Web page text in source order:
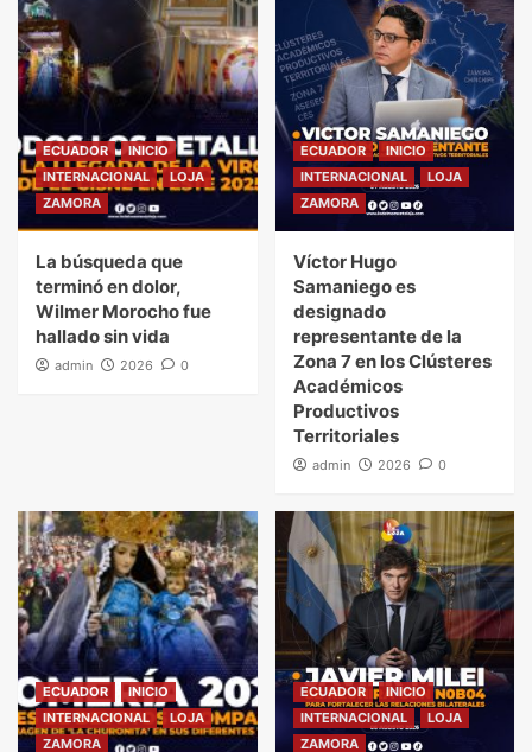
ECUADOR
INICIO
INTERNACIONAL
LOJA
ZAMORA
La búsqueda que
terminó en dolor,
Wilmer Morocho fue
hallado sin vida
admin 2026 0
ECUADOR
INICIO
INTERNACIONAL
LOJA
ZAMORA
Víctor Hugo
Samaniego es
designado
representante de la
Zona 7 en los Clústeres
Académicos
Productivos
Territoriales
admin 2026 0
ECUADOR
INICIO
INTERNACIONAL
LOJA
ZAMORA
ECUADOR
INICIO
INTERNACIONAL
LOJA
ZAMORA